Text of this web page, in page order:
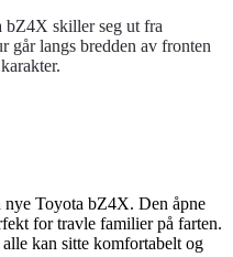
bZ4X skiller seg ut fra
går langs bredden av fronten
Toyota bZ4X. Den åpne
for travle familier på farten.
kan sitte komfortabelt og